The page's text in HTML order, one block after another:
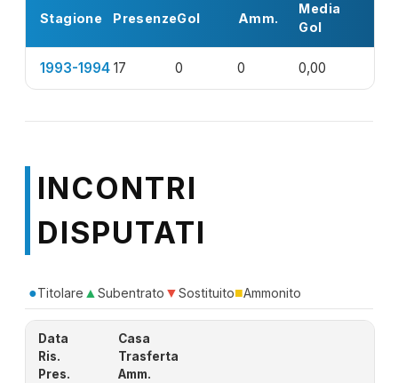
Stagione PresenzeGol Amm.
Media
Gol
1993-1994 17 0 0 0,00
INCONTRI
DISPUTATI
●Titolare ▲Subentrato ▼Sostituito■Ammonito
Data
Casa
Ris.
Trasferta
Pres.
Amm.